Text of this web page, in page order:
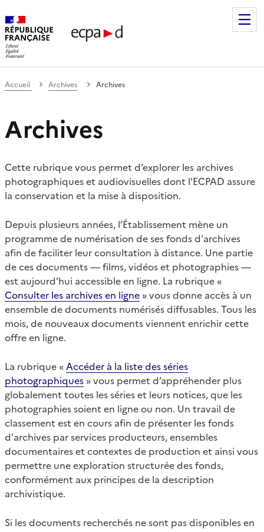
de communication et de production
Accueil Archives Archives
Archives
Cette rubrique vous permet d’explorer les archives
photographiques et audiovisuelles dont l'ECPAD assure
la conservation et la mise à disposition.
Depuis plusieurs années, l’Établissement mène un
programme de numérisation de ses fonds d'archives
afin de faciliter leur consultation à distance. Une partie
de ces documents — films, vidéos et photographies —
est aujourd’hui accessible en ligne. La rubrique «
Consulter les archives en ligne » vous donne accès à un
ensemble de documents numérisés diffusables. Tous les
mois, de nouveaux documents viennent enrichir cette
offre en ligne.
La rubrique « Accéder à la liste des séries
photographiques » vous permet d’appréhender plus
globalement toutes les séries et leurs notices, que les
photographies soient en ligne ou non. Un travail de
classement est en cours afin de présenter les fonds
d'archives par services producteurs, ensembles
documentaires et contextes de production et ainsi vous
permettre une exploration structurée des fonds,
conformément aux principes de la description
archivistique.
Si les documents recherchés ne sont pas disponibles en